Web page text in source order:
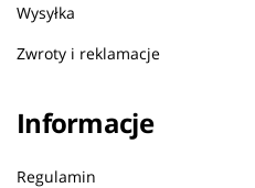
Wysyłka
Zwroty i reklamacje
Informacje
Regulamin